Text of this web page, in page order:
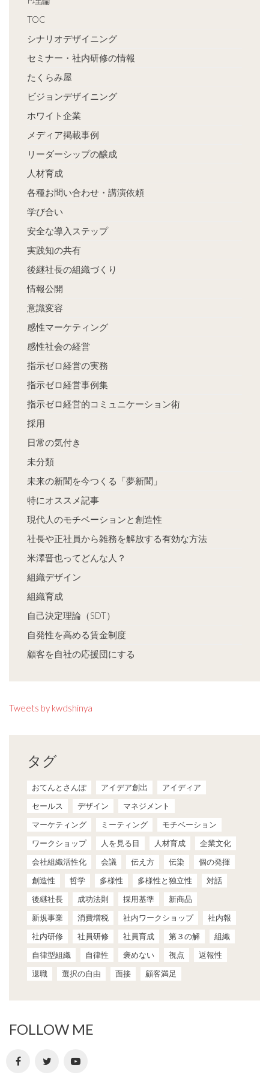
TOC
シナリオデザイニング
セミナー・社内研修の情報
たくらみ屋
ビジョンデザイニング
ホワイト企業
メディア掲載事例
リーダーシップの醸成
人材育成
各種お問い合わせ・講演依頼
学び合い
安全な導入ステップ
実践知の共有
後継社長の組織づくり
情報公開
意識変容
感性マーケティング
感性社会の経営
指示ゼロ経営の実務
指示ゼロ経営事例集
指示ゼロ経営的コミュニケーション術
採用
日常の気付き
未分類
未来の新聞を今つくる「夢新聞」
特にオススメ記事
現代人のモチベーションと創造性
社長や正社員から雑務を解放する有効な方法
米澤晋也ってどんな人？
組織デザイン
組織育成
自己決定理論（SDT）
自発性を高める賃金制度
顧客を自社の応援団にする
Tweets by kwdshinya
タグ
おてんとさんぽ アイデア創出
アイディア
セールス
デザイン
マネジメント
マーケティング
ミーティング
モチベーション
ワークショップ
人を見る目 人材育成
企業文化
会社組織活性化
会議 伝え方 伝染
個の発揮
創造性
哲学 多様性 多様性と独立性
対話
後継社長
成功法則 採用基準
新商品
新規事業
消費増税 社内ワークショップ
社内報
社内研修
社員研修 社員育成 第３の解
組織
自律型組織
自律性 褒めない 視点
返報性
退職
選択の自由 面接 顧客満足
FOLLOW ME